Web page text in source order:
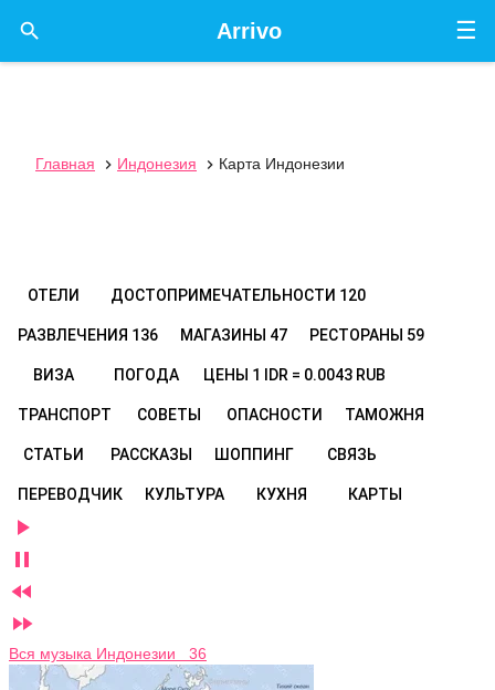
☰
Arrivo

Главная  Индонезия  Карта Индонезии
ОТЕЛИ ДОСТОПРИМЕЧАТЕЛЬНОСТИ 120
РАЗВЛЕЧЕНИЯ 136 МАГАЗИНЫ 47 РЕСТОРАНЫ 59
ВИЗА ПОГОДА ЦЕНЫ 1 IDR = 0.0043 RUB
ТРАНСПОРТ СОВЕТЫ ОПАСНОСТИ ТАМОЖНЯ
СТАТЬИ РАССКАЗЫ ШОППИНГ СВЯЗЬ
ПЕРЕВОДЧИК КУЛЬТУРА КУХНЯ КАРТЫ




Вся музыка Индонезии 36